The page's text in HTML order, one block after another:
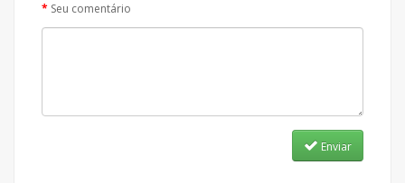
Seu comentário
Enviar